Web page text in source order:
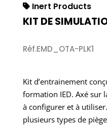
Inert Products
KIT DE
Réf.EMD_OTA-PLK1
Kit d’entrainement
formation IED. Axé sur
à configurer et à
plusieurs types de